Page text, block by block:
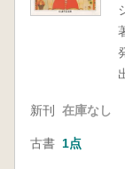
新刊 在庫なし
古書 1点